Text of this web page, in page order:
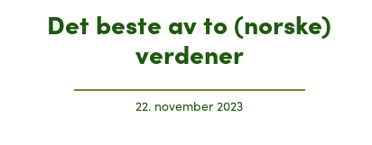
Det beste av to (norske)
verdener
22. november 2023